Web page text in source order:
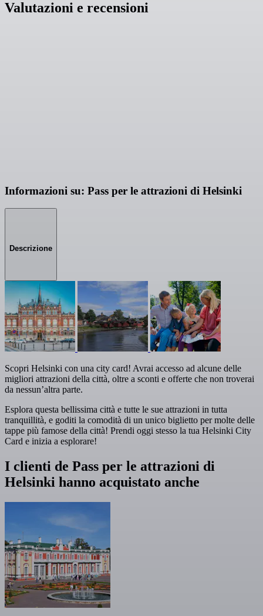
Valutazioni e recensioni
Informazioni su: Pass per le attrazioni di Helsinki
Descrizione
Scopri Helsinki con una city card! Avrai accesso ad alcune delle
migliori attrazioni della città, oltre a sconti e offerte che non troverai
da nessun’altra parte.
Esplora questa bellissima città e tutte le sue attrazioni in tutta
tranquillità, e goditi la comodità di un unico biglietto per molte delle
tappe più famose della città! Prendi oggi stesso la tua Helsinki City
Card e inizia a esplorare!
I clienti de Pass per le attrazioni di
Helsinki hanno acquistato anche